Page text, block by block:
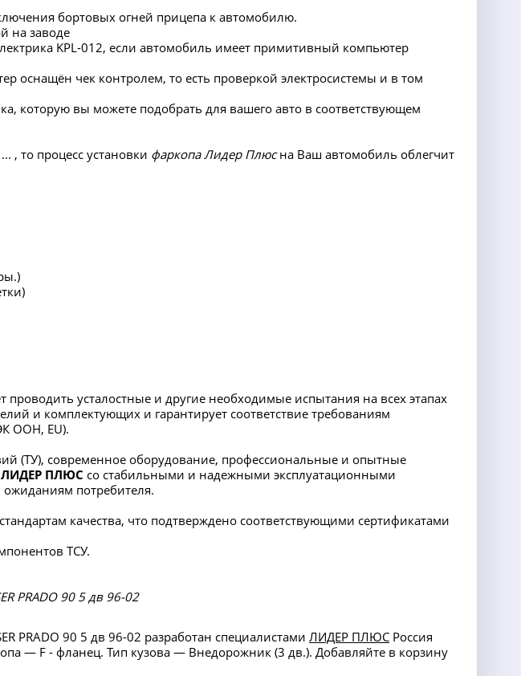
бортовых огней прицепа к автомобилю.
на заводе
KPL-012, если автомобиль имеет примитивный компьютер
оснащён чек контролем, то есть проверкой электросистемы и в том
которую вы можете подобрать для вашего авто в соответствующем
, то процесс установки фаркопа Лидер Плюсна Ваш автомобиль облегчит
усталостные и другие необходимые испытания на всех этапах
и комплектующих и гарантирует соответствие требованиям
ООН, EU).
(ТУ), современное оборудование, профессиональные и опытные
ПЛЮС со стабильными и надежными эксплуатационными
ожиданиям потребителя.
качества, что подтверждено соответствующими сертификатами
ТСУ.
PRADO 90 5 дв 96-02
PRADO 90 5 дв 96-02 разработан специалистами ЛИДЕР ПЛЮС Россия
— F - фланец. Тип кузова — Внедорожник (3 дв.). Добавляйте в корзину